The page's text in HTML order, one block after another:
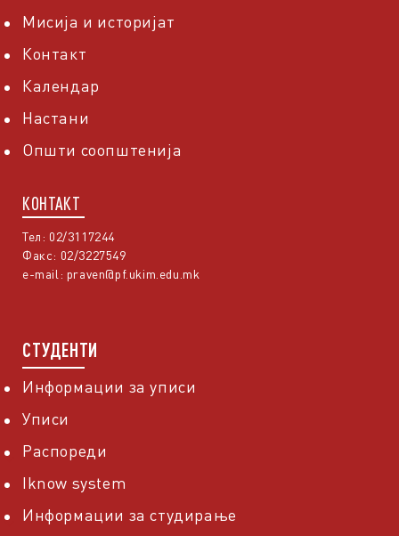
Мисија и историјат
Контакт
Календар
Настани
Општи соопштенија
КОНТАКТ
Тел: 02/3117244
Факс: 02/3227549
e-mail: praven@pf.ukim.edu.mk
СТУДЕНТИ
Информации за уписи
Уписи
Распореди
Iknow system
Информации за студирање